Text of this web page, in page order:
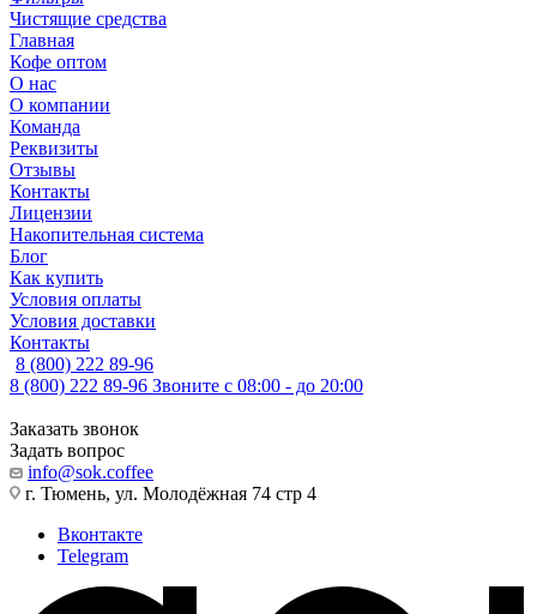
Чистящие средства
Главная
Кофе оптом
О нас
О компании
Команда
Реквизиты
Отзывы
Контакты
Лицензии
Накопительная система
Блог
Как купить
Условия оплаты
Условия доставки
Контакты
8 (800) 222 89-96
8 (800) 222 89-96 Звоните с 08:00 - до 20:00
Заказать звонок
Задать вопрос
info@sok.coffee
г. Тюмень, ул. Молодёжная 74 стр 4
Вконтакте
Telegram